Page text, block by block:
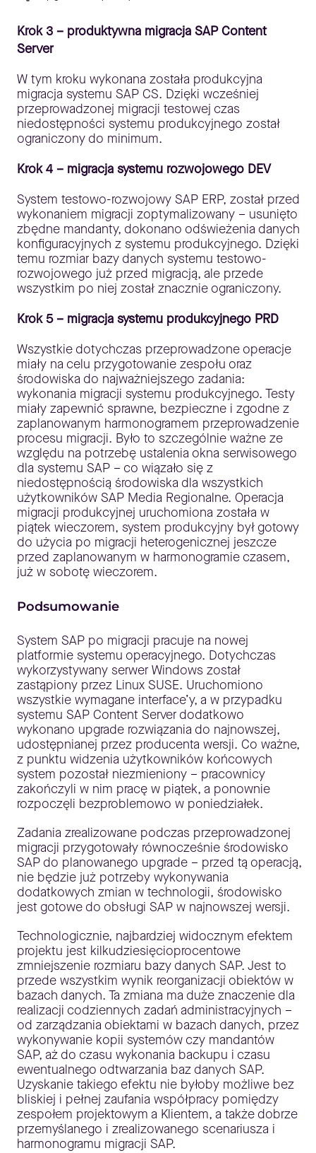
Krok 3 – produktywna migracja SAP Content
Server
W tym kroku wykonana została produkcyjna
migracja systemu SAP CS. Dzięki wcześniej
przeprowadzonej migracji testowej czas
niedostępności systemu produkcyjnego został
ograniczony do minimum.
Krok 4 – migracja systemu rozwojowego DEV
System testowo-rozwojowy SAP ERP, został przed
wykonaniem migracji zoptymalizowany – usunięto
zbędne mandanty, dokonano odświeżenia danych
konfiguracyjnych z systemu produkcyjnego. Dzięki
temu rozmiar bazy danych systemu testowo-
rozwojowego już przed migracją, ale przede
wszystkim po niej został znacznie ograniczony.
Krok 5 – migracja systemu produkcyjnego PRD
Wszystkie dotychczas przeprowadzone operacje
miały na celu przygotowanie zespołu oraz
środowiska do najważniejszego zadania:
wykonania migracji systemu produkcyjnego. Testy
miały zapewnić sprawne, bezpieczne i zgodne z
zaplanowanym harmonogramem przeprowadzenie
procesu migracji. Było to szczególnie ważne ze
względu na potrzebę ustalenia okna serwisowego
dla systemu SAP – co wiązało się z
niedostępnością środowiska dla wszystkich
użytkowników SAP Media Regionalne. Operacja
migracji produkcyjnej uruchomiona została w
piątek wieczorem, system produkcyjny był gotowy
do użycia po migracji heterogenicznej jeszcze
przed zaplanowanym w harmonogramie czasem,
już w sobotę wieczorem.
Podsumowanie
System SAP po migracji pracuje na nowej
platformie systemu operacyjnego. Dotychczas
wykorzystywany serwer Windows został
zastąpiony przez Linux SUSE. Uruchomiono
wszystkie wymagane interface’y, a w przypadku
systemu SAP Content Server dodatkowo
wykonano upgrade rozwiązania do najnowszej,
udostępnianej przez producenta wersji. Co ważne,
z punktu widzenia użytkowników końcowych
system pozostał niezmieniony – pracownicy
zakończyli w nim pracę w piątek, a ponownie
rozpoczęli bezproblemowo w poniedziałek.
Zadania zrealizowane podczas przeprowadzonej
migracji przygotowały równocześnie środowisko
SAP do planowanego upgrade – przed tą operacją,
nie będzie już potrzeby wykonywania
dodatkowych zmian w technologii, środowisko
jest gotowe do obsługi SAP w najnowszej wersji.
Technologicznie, najbardziej widocznym efektem
projektu jest kilkudziesięcioprocentowe
zmniejszenie rozmiaru bazy danych SAP. Jest to
przede wszystkim wynik reorganizacji obiektów w
bazach danych. Ta zmiana ma duże znaczenie dla
realizacji codziennych zadań administracyjnych –
od zarządzania obiektami w bazach danych, przez
wykonywanie kopii systemów czy mandantów
SAP, aż do czasu wykonania backupu i czasu
ewentualnego odtwarzania baz danych SAP.
Uzyskanie takiego efektu nie byłoby możliwe bez
bliskiej i pełnej zaufania współpracy pomiędzy
zespołem projektowym a Klientem, a także dobrze
przemyślanego i zrealizowanego scenariusza i
harmonogramu migracji SAP.